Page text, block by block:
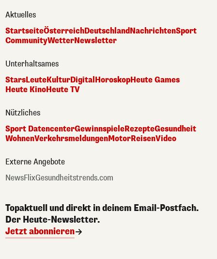
Aktuelles
StartseiteÖsterreichDeutschlandNachrichtenSport
CommunityWetterNewsletter
Unterhaltsames
StarsLeuteKulturDigitalHoroskopHeute Games
Heute KinoHeute TV
Nützliches
Sport DatencenterGewinnspieleRezepteGesundheit
WohnenVerkehrsmeldungenMotorReisenVideo
Externe Angebote
NewsFlixGesundheitstrends.com
Topaktuell und direkt in deinem Email-Postfach.
Der Heute-Newsletter.
Jetzt abonnieren